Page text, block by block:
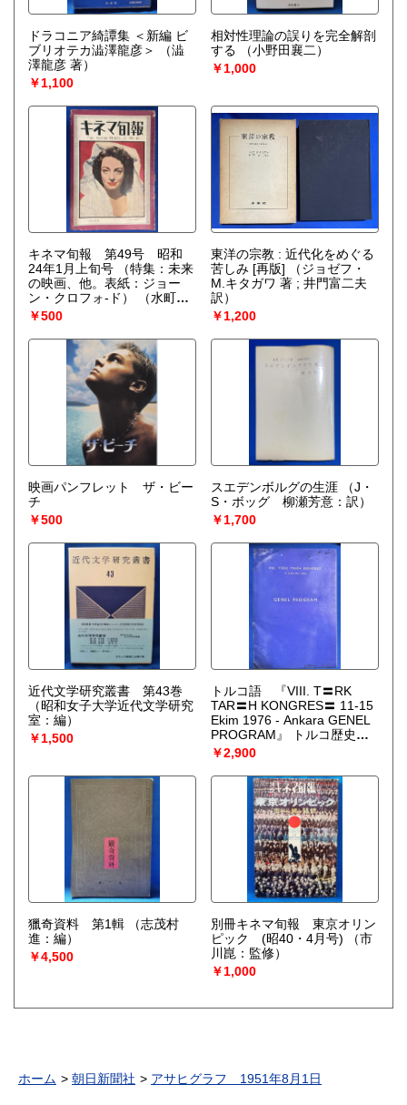
ドラコニア綺譚集 ＜新編 ビ
ブリオテカ澁澤龍彦＞
（澁
澤龍彦 著）
￥1,100
相対性理論の誤りを完全解剖
する
（小野田襄二）
￥1,000
キネマ旬報 第49号 昭和
24年1月上旬号 （特集：未来
の映画、他。表紙：ジョー
ン・クロフォ‐ド）
（水町青
磁：編 ）
￥500
東洋の宗教 : 近代化をめぐる
苦しみ [再版]
（ジョゼフ・
M.キタガワ 著 ; 井門富二夫
訳）
￥1,200
映画パンフレット ザ・ビー
チ
￥500
スエデンボルグの生涯
（J・
S・ボッグ 柳瀬芳意：訳）
￥1,700
近代文学研究叢書 第43巻
（昭和女子大学近代文学研究
室：編）
￥1,500
トルコ語 『VIII. T〓RK
TAR〓H KONGRES〓 11-15
Ekim 1976 - Ankara GENEL
PROGRAM』 トルコ歴史会
議 1976年10月11日～15日
アンカラ 一般プログラム
￥2,900
獵奇資料 第1輯
（志茂村
進：編）
￥4,500
別冊キネマ旬報 東京オリン
ピック (昭40・4月号)
（市
川崑：監修）
￥1,000
ホーム 朝日新聞社 アサヒグラフ 1951年8月1日